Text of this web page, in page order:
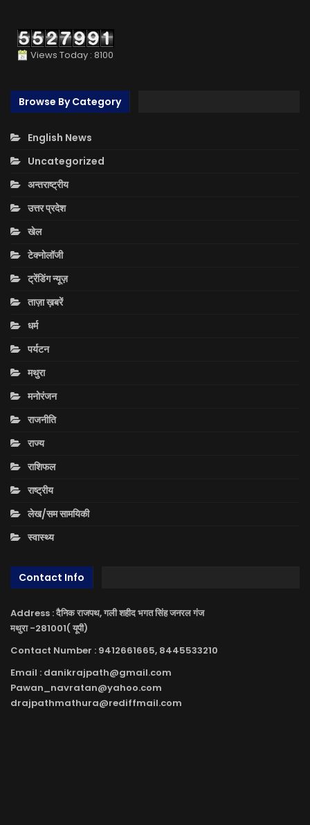
Views Today : 8100
Browse By Category
English News
Uncategorized
अन्तराष्ट्रीय
उत्तर प्रदेश
खेल
टेक्नोलॉजी
ट्रेंडिंग न्यूज़
ताज़ा ख़बरें
धर्म
पर्यटन
मथुरा
मनोरंजन
राजनीति
राज्य
राशिफल
राष्ट्रीय
लेख/सम सामयिकी
स्वास्थ्य
Contact Info
Address : दैनिक राजपथ, गली शहीद भगत सिंह जनरल गंज
मथुरा -281001( यूपी)
Contact Number : 9412661665, 8445533210
Email : danikrajpath@gmail.com
Pawan_navratan@yahoo.com
drajpathmathura@rediffmail.com